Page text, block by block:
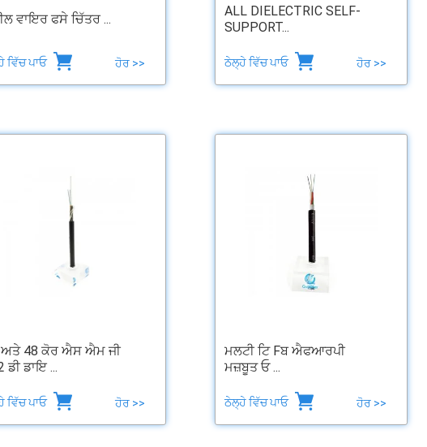
ਵਾਇਰ ਫਸੇ ਚਿੱਤਰ ...
ਵਿੱਚ ਪਾਓ ਹੋਰ >>
ALL DIELECTRIC SELF-
SUPPORT...
ਠੇਲ੍ਹੇ ਵਿੱਚ ਪਾਓ ਹੋਰ >>
ਅਤੇ 48 ਕੋਰ ਐਸ ਐਮ ਜੀ
ਡੀ ਡਾਇ ...
ਵਿੱਚ ਪਾਓ ਹੋਰ >>
ਮਲਟੀ ਟਿ Fਬ ਐਫਆਰਪੀ
ਮਜ਼ਬੂਤ ​​ਓ ...
ਠੇਲ੍ਹੇ ਵਿੱਚ ਪਾਓ ਹੋਰ >>